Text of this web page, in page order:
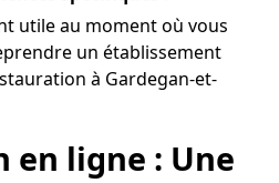
utile au moment où vous
un établissement
à Gardegan-et-
en ligne : Une